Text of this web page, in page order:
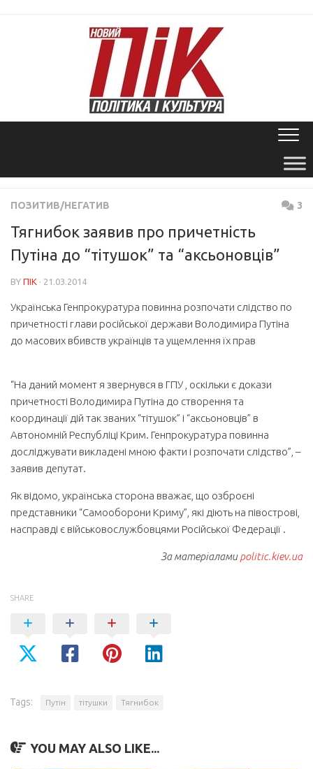
ПОЗИТИВ/НЕГАТИВ 3
Тягнибок заявив про причетність
Путіна до “тітушок” та “аксьоновців”
BY ПІК · 21.03.2014
Українська Генпрокуратура повинна розпочати слідство по
причетності глави російської держави Володимира Путіна
до масових вбивств українців та ущемлення їх прав
“На даний момент я звернувся в ГПУ , оскільки є докази
причетності Володимира Путіна до створення та
координації дій так званих “тітушок” і “аксьоновців” в
Автономній Республіці Крим. Генпрокуратура повинна
досліджувати викладені мною факти і розпочати слідство”, –
заявив депутат.
Як відомо, українська сторона вважає, що озброєні
представники “Самооборони Криму”, які діють на півострові,
насправді є військовослужбовцями Російської Федерації .
За матеріаламиpolitic.kiev.ua
SHARE
Tags: Путін тітушки Тягнибок
YOU MAY ALSO LIKE...